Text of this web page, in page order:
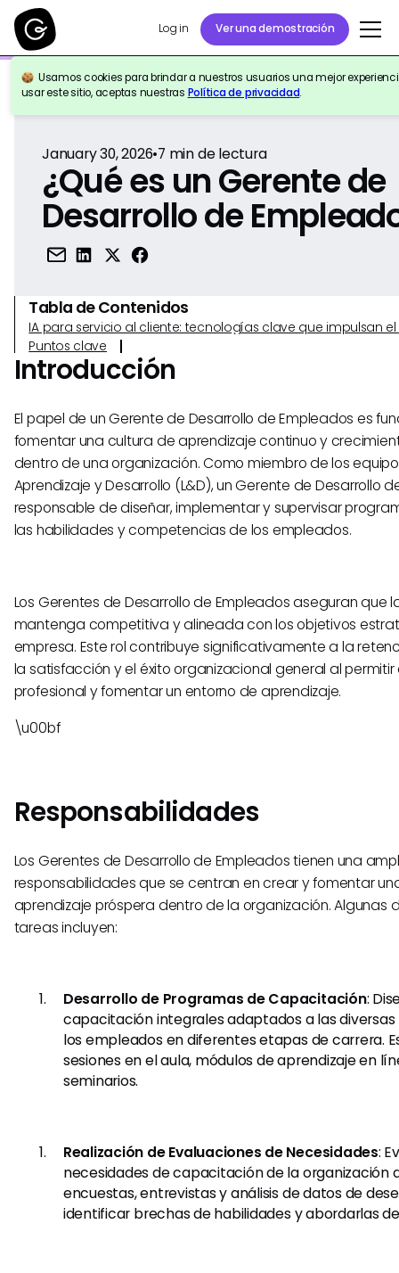
Log in Ver una demostración
Usamos cookies para brindar a nuestros usuarios una mejor
usar este sitio, aceptas nuestras Política de privacidad.
Volver a la Referencia
January 30, 2026•7 min de lectura
¿Qué es un Gerente de
Desarrollo de
Tabla de Contenidos
IA para servicio al cliente: tecnologías clave que impulsan
Puntos clave
Introducción
El papel de un Gerente de Desarrollo de Empleados es
fomentar una cultura de aprendizaje continuo y
dentro de una organización. Como miembro de los
Aprendizaje y Desarrollo (L&D), un Gerente de Desarrollo
responsable de diseñar, implementar y supervisar
las habilidades y competencias de los empleados.
Los Gerentes de Desarrollo de Empleados aseguran que
mantenga competitiva y alineada con los objetivos
empresa. Este rol contribuye significativamente a la
la satisfacción y el éxito organizacional general al permitir
profesional y fomentar un entorno de aprendizaje.
\u00bf
Responsabilidades
Los Gerentes de Desarrollo de Empleados tienen una
responsabilidades que se centran en crear y fomentar
aprendizaje próspera dentro de la organización. Algunas
tareas incluyen:
Desarrollo de Programas de Capacitación:
capacitación integrales adaptados a las
los empleados en diferentes etapas de carrera.
sesiones en el aula, módulos de aprendizaje en
seminarios.
Realización de Evaluaciones de Necesidades:
necesidades de capacitación de la organización
encuestas, entrevistas y análisis de datos de
identificar brechas de habilidades y abordarlas